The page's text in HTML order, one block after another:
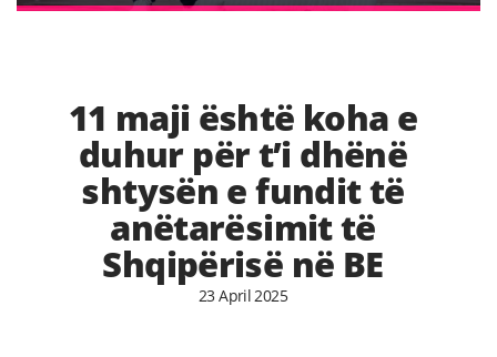
11 maji është koha e
duhur për t’i dhënë
shtysën e fundit të
anëtarësimit të
Shqipërisë në BE
23 April 2025